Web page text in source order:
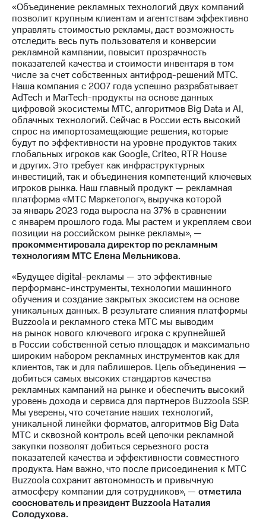
акционерам
Документы
ПАО
"МТС"
Собрания
акционеров
Личный
кабинет
акционера
Акционерный
капитал
Контроль
и
аудит
Рынок
акций
Описание
Программа
приобретения
Порядок
выкупа
акций
Дивиденды
Рынок
облигаций
Описание
Еврооблигации-2023
Уведомление
о
погашении
именных
облигаций
Другое
Регистратор
Реквизиты
Контакты
развитие
деловая этика
На главную
«Объединение рекламных технологий двух компаний
позволит крупным клиентам и агентствам эффективно
управлять стоимостью рекламы, даст возможность
отследить весь путь пользователя и конверсии
рекламной кампании, повысит прозрачность
показателей качества и стоимости инвентаря в том
числе за счет собственных антифрод-решений МТС.
Наша компания с 2007 года успешно разрабатывает
AdTech и MarTech-продукты на основе данных
цифровой экосистемы МТС, алгоритмов Big Data и AI,
облачных технологий. Сейчас в России есть высокий
спрос на импортозамещающие решения, которые
будут по эффективности на уровне продуктов таких
глобальных игроков как Google, Criteo, RTR House
и других. Это требует как инфраструктурных
инвестиций, так и объединения компетенций ключевых
игроков рынка. Наш главный продукт — рекламная
платформа «МТС Маркетолог», выручка которой
за январь 2023 года выросла на 37% в сравнении
с январем прошлого года. Мы растем и укрепляем свои
позиции на российском рынке рекламы», —
прокомментировала директор по рекламным
технологиям МТС Елена Мельникова.
«Будущее digital-рекламы — это эффективные
перформанс-инструменты, технологии машинного
обучения и создание закрытых экосистем на основе
уникальных данных. В результате слияния платформы
Buzzoola и рекламного стека МТС мы выводим
на рынок нового ключевого игрока с крупнейшей
в России собственной сетью площадок и максимально
широким набором рекламных инструментов как для
клиентов, так и для паблишеров. Цель объединения —
добиться самых высоких стандартов качества
рекламных кампаний на рынке и обеспечить высокий
уровень дохода и сервиса для партнеров Buzzoola SSP.
Мы уверены, что сочетание наших технологий,
уникальной линейки форматов, алгоритмов Big Data
МТС и сквозной контроль всей цепочки рекламной
закупки позволят добиться серьезного роста
показателей качества и эффективности совместного
продукта. Нам важно, что после присоединения к МТС
Buzzoola сохранит автономность и привычную
атмосферу компании для сотрудников», — отметила
сооснователь и президент Buzzoola Наталия
Солодухова.